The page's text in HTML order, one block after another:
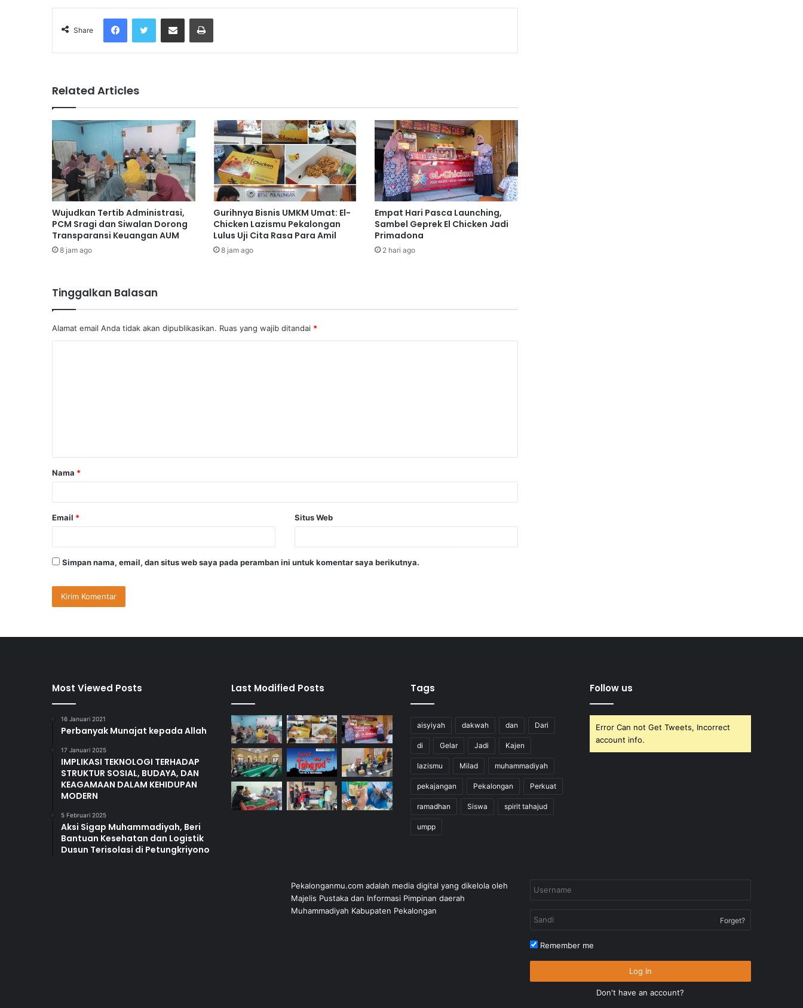
Share
Related Articles
Wujudkan Tertib Administrasi,
PCM Sragi dan Siwalan Dorong
Transparansi Keuangan AUM
8 jam ago
Gurihnya Bisnis UMKM Umat: El-
Chicken Lazismu Pekalongan
Lulus Uji Cita Rasa Para Amil
8 jam ago
Empat Hari Pasca Launching,
Sambel Geprek El Chicken Jadi
Primadona
2 hari ago
Tinggalkan Balasan
Alamat email Anda tidak akan dipublikasikan. Ruas yang wajib ditandai *
a
r
Nama *
Email * Situs Web
Simpan nama, email, dan situs web saya pada peramban ini untuk komentar saya berikutnya.
Most Viewed Posts
16 Januari 2021
Perbanyak Munajat kepada Allah
17 Januari 2025
IMPLIKASI TEKNOLOGI TERHADAP
STRUKTUR SOSIAL, BUDAYA, DAN
KEAGAMAAN DALAM KEHIDUPAN
MODERN
5 Februari 2025
Aksi Sigap Muhammadiyah, Beri
Bantuan Kesehatan dan Logistik
Dusun Terisolasi di Petungkriyono
Last Modified Posts Tags
aisyiyah dakwah dan Dari
di Gelar Jadi Kajen
lazismu Milad muhammadiyah
pekajangan Pekalongan Perkuat
ramadhan Siswa spirit tahajud
umpp
Follow us
Error Can not Get Tweets, Incorrect
account info.
Pekalonganmu.com adalah media digital yang dikelola oleh
Majelis Pustaka dan Informasi Pimpinan daerah
Muhammadiyah Kabupaten Pekalongan
Forget?
Remember me
Log In
Don't have an account?